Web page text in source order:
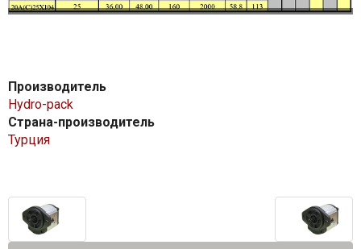
Производитель
Hydro-pack
Страна-производитель
Турция